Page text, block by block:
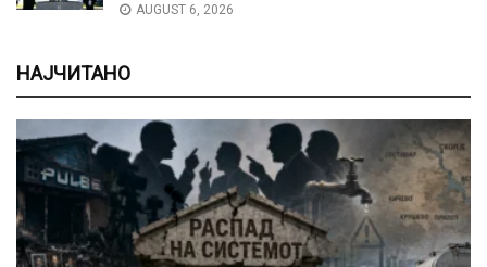
AUGUST 6, 2026
НАЈЧИТАНО